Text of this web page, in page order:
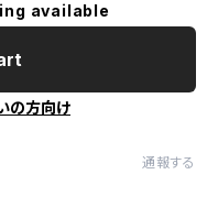
available
の方向け
通報する